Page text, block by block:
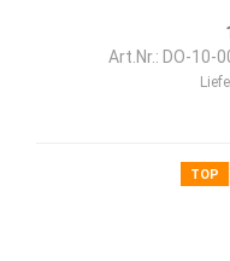
Art.Nr.: DO-10-
TOP